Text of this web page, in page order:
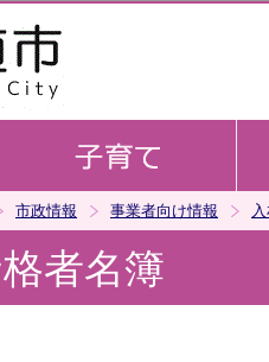
市政情報 事業者向け情報
者名簿